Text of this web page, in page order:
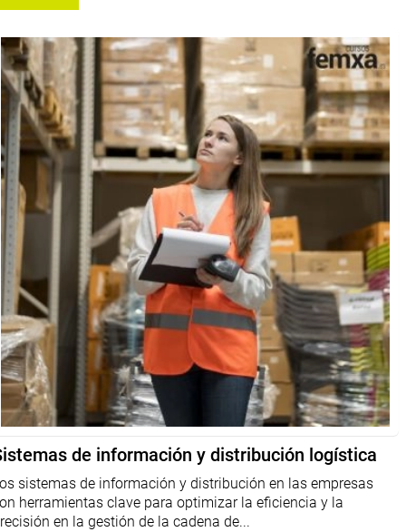
de información y distribución logística
sistemas de información y distribución en las empresas
herramientas clave para optimizar la eficiencia y la
en la gestión de la cadena de...